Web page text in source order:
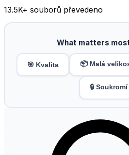
13.5K+ souborů převedeno
What matters
🎯 Kvalita 📦 Malá
🔒 Soukromí